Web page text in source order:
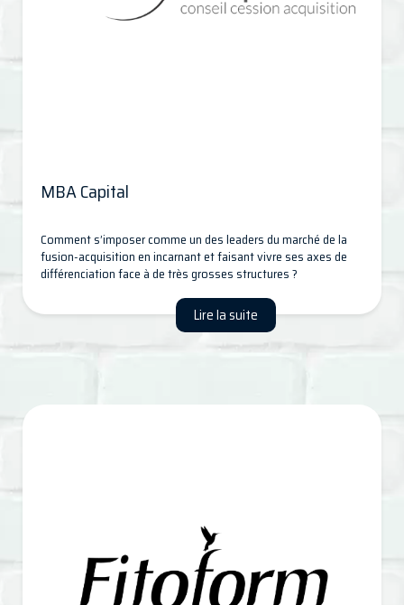
MBA Capital
Comment s’imposer comme un des leaders du marché de la
fusion-acquisition en incarnant et faisant vivre ses axes de
différenciation face à de très grosses structures ?
Lire la suite